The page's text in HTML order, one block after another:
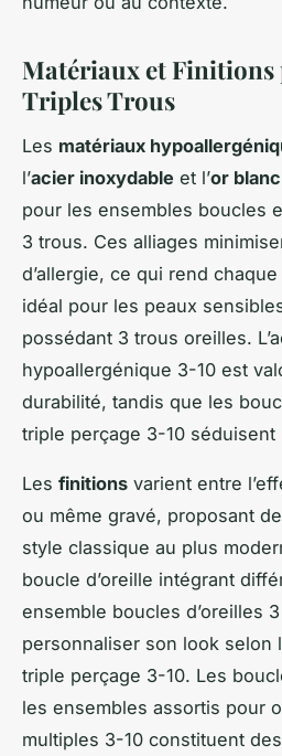
Matériaux et Finitions
Triples Trous
Les matériaux
l’acier inoxydable et l’or blanc
pour les ensembles boucles
3 trous. Ces alliages
d’allergie, ce qui rend
idéal pour les peaux
possédant 3 trous oreilles.
hypoallergénique 3-10 est
durabilité, tandis que les
triple perçage 3-10
Les finitions varient entre
ou même gravé, proposant
style classique au plus
boucle d’oreille intégrant
ensemble boucles d’oreilles
personnaliser son look selon
triple perçage 3-10. Les
les ensembles assortis pour
multiples 3-10 constituent